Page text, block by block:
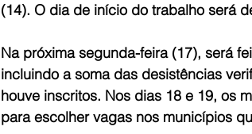
(14). O dia de início do trabalho será
Na próxima segunda-feira (17), será
incluindo a soma das desistências
houve inscritos. Nos dias 18 e 19, os
para escolher vagas nos municípios